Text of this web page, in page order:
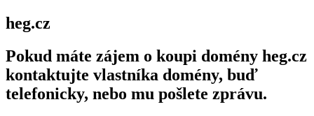
heg.cz
Pokud máte zájem o koupi domény heg.cz
kontaktujte vlastníka domény, buď
telefonicky, nebo mu pošlete zprávu.